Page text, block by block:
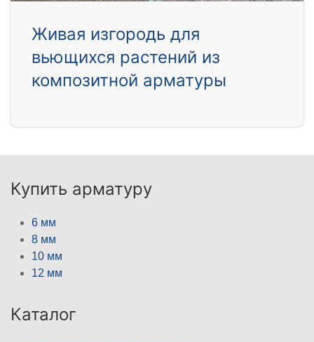
Живая изгородь для
вьющихся растений из
композитной арматуры
Купить арматуру
6 мм
8 мм
10 мм
12 мм
Каталог